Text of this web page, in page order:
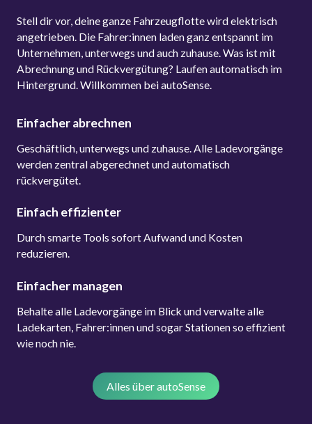
Stell dir vor, deine ganze Fahrzeugflotte wird elektrisch
angetrieben. Die Fahrer:innen laden ganz entspannt im
Unternehmen, unterwegs und auch zuhause. Was ist mit
Abrechnung und Rückvergütung? Laufen automatisch im
Hintergrund. Willkommen bei autoSense.
Einfacher abrechnen
Geschäftlich, unterwegs und zuhause. Alle Ladevorgänge
werden zentral abgerechnet und automatisch
rückvergütet.
Einfach effizienter
Durch smarte Tools sofort Aufwand und Kosten
reduzieren.
Einfacher managen
Behalte alle Ladevorgänge im Blick und verwalte alle
Ladekarten, Fahrer:innen und sogar Stationen so effizient
wie noch nie.
Alles über autoSense